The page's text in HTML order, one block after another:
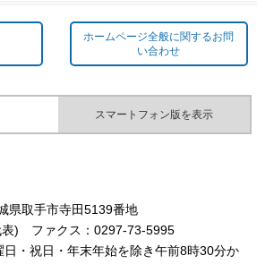
ホームページ全般に関するお問
い合わせ
スマートフォン版を表示
取手市寺田5139番地
表) ファクス：0297-73-5995
・祝日・年末年始を除き午前8時30分か